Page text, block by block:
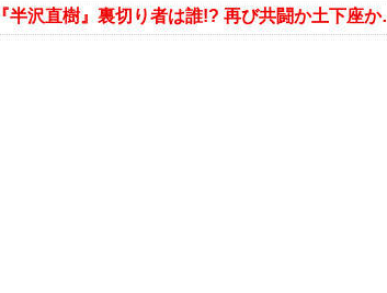
『半沢直樹』裏切り者は誰!? 再び共闘か土下座